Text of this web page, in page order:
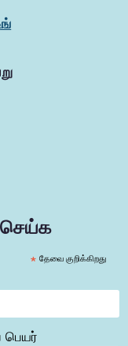
செய்க
* தேவை குறிக்கிறது
பெயர்